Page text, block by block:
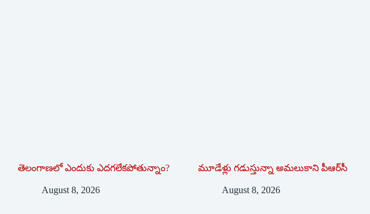
తెలంగాణలో ఎందుకు ఎదగలేకపోతున్నాం?
August 8, 2026
మూడేళ్లు గ‌డుస్తున్నా అమ‌లుకాని పీఆర్‌సీ
August 8, 2026